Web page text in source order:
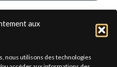
aux
nous utilisons des technologies